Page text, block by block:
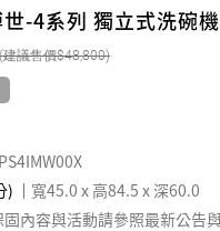
-4系列 獨立式洗碗機
48,800
)
寬45.0 x 高84.5 x 深60.0
固內容與活動請參照最新公告